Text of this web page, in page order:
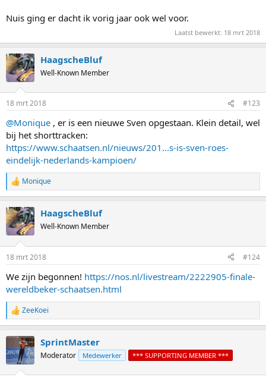
Nuis ging er dacht ik vorig jaar ook wel voor.
Laatst bewerkt: 18 mrt 2018
HaagscheBluf
Well-Known Member
18 mrt 2018 #123
@Monique , er is een nieuwe Sven opgestaan. Klein detail, wel
bij het shorttracken:
https://www.schaatsen.nl/nieuws/201...s-is-sven-roes-
eindelijk-nederlands-kampioen/
R
e
c
t
i
s
Monique
HaagscheBluf
Well-Known Member
18 mrt 2018 #124
We zijn begonnen! https://nos.nl/livestream/2222905-finale-
wereldbeker-schaatsen.html
R
e
t
i
ZeeKoei
SprintMaster
Moderator Medewerker *** SUPPORTING MEMBER ***